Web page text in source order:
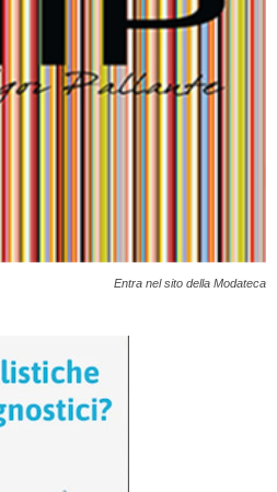
Entra nel sito della Modateca